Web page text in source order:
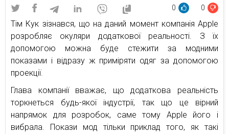
0 0
Тім Кук зізнався, що на даний момент компанія Apple
розробляє окуляри додаткової реальності. З їх
допомогою можна буде стежити за модними
показами і відразу ж приміряти одяг за допомогою
проекції.
Глава компанії вважає, що додаткова реальність
торкнеться будь-якої індустрії, так що це вірний
напрямок для розробок, саме тому Apple його і
вибрала. Покази мод тільки приклад того, як такі